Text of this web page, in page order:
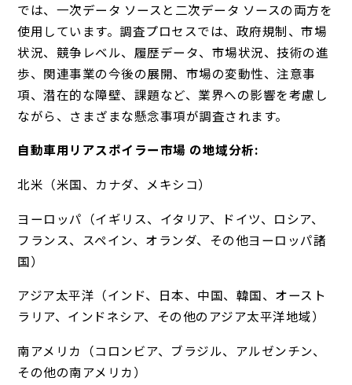
では、一次データ ソースと二次データ ソースの両方を
使用しています。調査プロセスでは、政府規制、市場
状況、競争レベル、履歴データ、市場状況、技術の進
歩、関連事業の今後の展開、市場の変動性、注意事
項、潜在的な障壁、課題など、業界への影響を考慮し
ながら、さまざまな懸念事項が調査されます。
自動車用リアスポイラー市場 の地域分析:
北米（米国、カナダ、メキシコ）
ヨーロッパ（イギリス、イタリア、ドイツ、ロシア、
フランス、スペイン、オランダ、その他ヨーロッパ諸
国）
アジア太平洋（インド、日本、中国、韓国、オースト
ラリア、インドネシア、その他のアジア太平洋地域）
南アメリカ（コロンビア、ブラジル、アルゼンチン、
その他の南アメリカ）